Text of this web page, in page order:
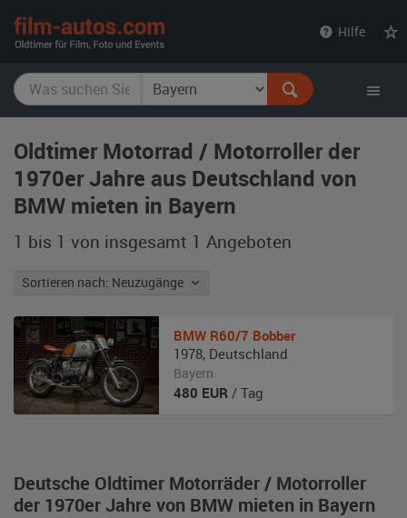
Hilfe
Oldtimer Motorrad / Motorroller der
1970er Jahre aus Deutschland von
BMW mieten in Bayern
1 bis 1 von insgesamt 1 Angeboten
Sortieren nach: Neuzugänge
Deutsche Oldtimer Motorräder / Motorroller
der 1970er Jahre von BMW mieten in Bayern
BMW R60/7 Bobber
1978, Deutschland
Bayern
480 EUR / Tag